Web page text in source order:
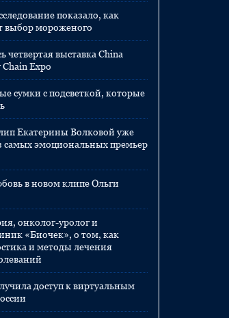
показало, как
выбор мороженого
четвертая выставка China
Expo
сумки с подсветкой, которые
Екатерины Волковой уже
самых эмоциональных премьер
в новом клипе Ольги
онколог-уролог и
«Биочек», о том, как
и методы лечения
доступ к виртуальным